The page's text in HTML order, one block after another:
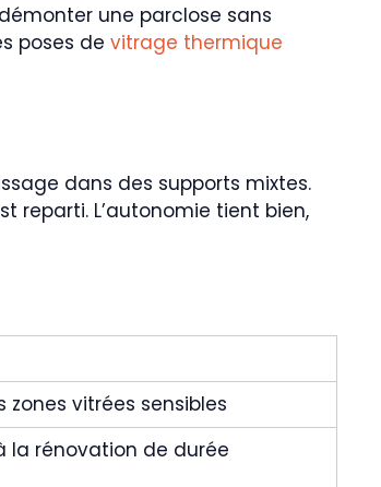
une parclose sans
poses de vitrage thermique
dans des supports mixtes.
reparti. L’autonomie tient bien,
vitrées sensibles
la rénovation de durée